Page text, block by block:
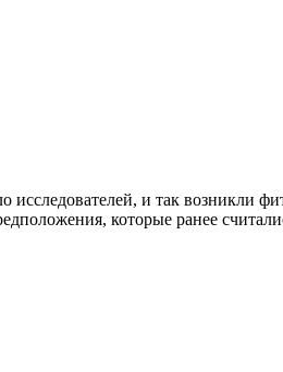
исследователей, и так возникли
которые ранее